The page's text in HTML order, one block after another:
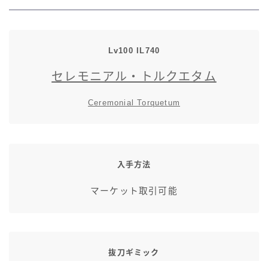
七分丈
極シタデル・ボズヤ追憶戦
Lv100 IL740
セレモニアル・トルクエタム
Ceremonial Torquetum
入手方法
マーケット取引可能
抜刀ギミック